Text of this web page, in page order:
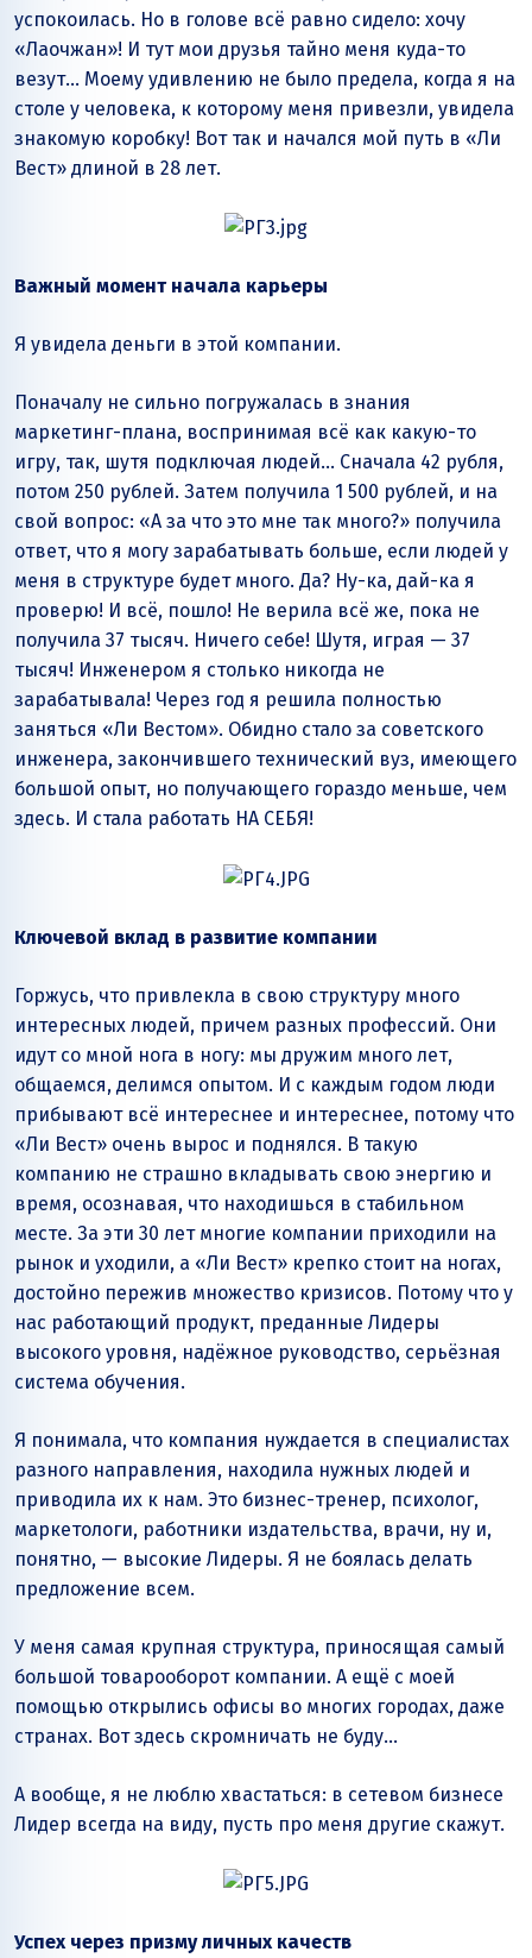
успокоилась. Но в голове всё равно сидело: хочу
«Лаочжан»! И тут мои друзья тайно меня куда-то
везут… Моему удивлению не было предела, когда я на
столе у человека, к которому меня привезли, увидела
знакомую коробку! Вот так и начался мой путь в «Ли
Вест» длиной в 28 лет.
Важный момент начала карьеры
Я увидела деньги в этой компании.
Поначалу не сильно погружалась в знания
маркетинг-плана, воспринимая всё как какую-то
игру, так, шутя подключая людей… Сначала 42 рубля,
потом 250 рублей. Затем получила 1 500 рублей, и на
свой вопрос: «А за что это мне так много?» получила
ответ, что я могу зарабатывать больше, если людей у
меня в структуре будет много. Да? Ну-ка, дай-ка я
проверю! И всё, пошло! Не верила всё же, пока не
получила 37 тысяч. Ничего себе! Шутя, играя — 37
тысяч! Инженером я столько никогда не
зарабатывала! Через год я решила полностью
заняться «Ли Вестом». Обидно стало за советского
инженера, закончившего технический вуз, имеющего
большой опыт, но получающего гораздо меньше, чем
здесь. И стала работать НА СЕБЯ!
Ключевой вклад в развитие компании
Горжусь, что привлекла в свою структуру много
интересных людей, причем разных профессий. Они
идут со мной нога в ногу: мы дружим много лет,
общаемся, делимся опытом. И с каждым годом люди
прибывают всё интереснее и интереснее, потому что
«Ли Вест» очень вырос и поднялся. В такую
компанию не страшно вкладывать свою энергию и
время, осознавая, что находишься в стабильном
месте. За эти 30 лет многие компании приходили на
рынок и уходили, а «Ли Вест» крепко стоит на ногах,
достойно пережив множество кризисов. Потому что у
нас работающий продукт, преданные Лидеры
высокого уровня, надёжное руководство, серьёзная
система обучения.
Я понимала, что компания нуждается в специалистах
разного направления, находила нужных людей и
приводила их к нам. Это бизнес-тренер, психолог,
маркетологи, работники издательства, врачи, ну и,
понятно, — высокие Лидеры. Я не боялась делать
предложение всем.
У меня самая крупная структура, приносящая самый
большой товарооборот компании. А ещё с моей
помощью открылись офисы во многих городах, даже
странах. Вот здесь скромничать не буду…
А вообще, я не люблю хвастаться: в сетевом бизнесе
Лидер всегда на виду, пусть про меня другие скажут.
Успех через призму личных качеств